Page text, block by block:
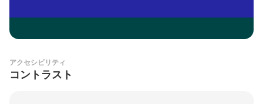
アクセシビリティ
コントラスト